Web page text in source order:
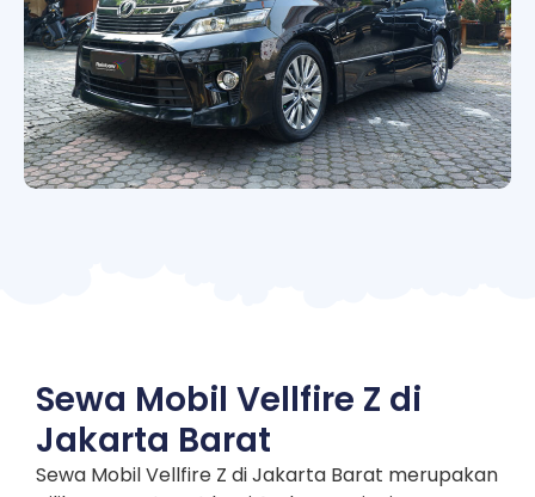
Sewa Mobil Vellfire Z di
Jakarta Barat
Sewa Mobil Vellfire Z di Jakarta Barat merupakan